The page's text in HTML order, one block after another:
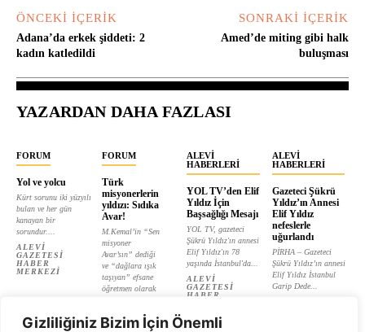
Gizliliğiniz Bizim İçin Önemli
ÖNCEKI İÇERIK
Adana’da erkek şiddeti: 2
kadın katledildi
SONRAKI İÇERIK
Amed’de miting gibi halk
buluşması
YAZARDAN DAHA FAZLASI
FORUM
Yol ve yolcu
Kürt sorunu iki yüzyılı
bulan ve her gün
kanayan bir
sorundur....
ALEVI
GAZETESI
HABER
MERKEZI
FORUM
Türk
misyonerlerin
yıldızı: Sıdıka
Avar!
M.Kemal’in “Sen
misyoner
Avar’sın” dediği
ve “dağlara ışık
taşıyan” efsane
öğretmen olarak
ALEVI
GAZETESI
ALEVI
HABERLERI
YOL TV’den Elif
Yıldız İçin
Başsağlığı Mesajı
YOL TV, gazeteci
Şükrü Yıldız'ın annesi
Elif Yıldız'ın 78
yaşında İstanbul'da...
ALEVI
GAZETESI
HABER
ALEVI
HABERLERI
Gazeteci Şükrü
Yıldız’ın Annesi
Elif Yıldız
nefeslerle
uğurlandı
PİRHA – Gazeteci
Şükrü Yıldız’ın annesi
Elif Yıldız İstanbul
Garip Dede...